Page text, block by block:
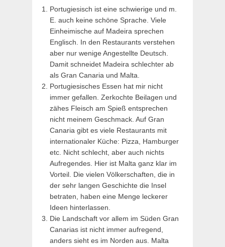
Portugiesisch ist eine schwierige und m.
E. auch keine schöne Sprache. Viele
Einheimische auf Madeira sprechen
Englisch. In den Restaurants verstehen
aber nur wenige Angestellte Deutsch.
Damit schneidet Madeira schlechter ab
als Gran Canaria und Malta.
Portugiesisches Essen hat mir nicht
immer gefallen. Zerkochte Beilagen und
zähes Fleisch am Spieß entsprechen
nicht meinem Geschmack. Auf Gran
Canaria gibt es viele Restaurants mit
internationaler Küche: Pizza, Hamburger
etc. Nicht schlecht, aber auch nichts
Aufregendes. Hier ist Malta ganz klar im
Vorteil. Die vielen Völkerschaften, die in
der sehr langen Geschichte die Insel
betraten, haben eine Menge leckerer
Ideen hinterlassen.
Die Landschaft vor allem im Süden Gran
Canarias ist nicht immer aufregend,
anders sieht es im Norden aus. Malta